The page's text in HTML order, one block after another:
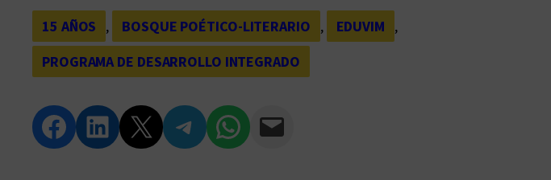
15 AÑOS , BOSQUE POÉTICO-LITERARIO , EDUVIM
,
PROGRAMA DE DESARROLLO INTEGRADO
Compartir en Facebook Compartir en LinkedIn Compartir en Twitter Compartir en Telegram Compartir en WhatsApp Compartir vía Email